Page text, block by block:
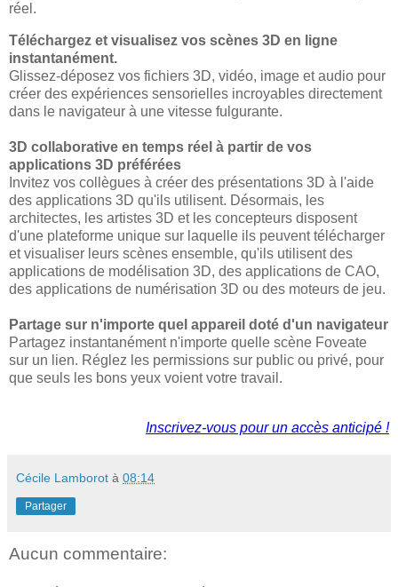
réel.
Téléchargez et visualisez vos scènes 3D en ligne
instantanément.
Glissez-déposez vos fichiers 3D, vidéo, image et audio pour
créer des expériences sensorielles incroyables directement
dans le navigateur à une vitesse fulgurante.
3D collaborative en temps réel à partir de vos
applications 3D préférées
Invitez vos collègues à créer des présentations 3D à l'aide
des applications 3D qu'ils utilisent. Désormais, les
architectes, les artistes 3D et les concepteurs disposent
d'une plateforme unique sur laquelle ils peuvent télécharger
et visualiser leurs scènes ensemble, qu'ils utilisent des
applications de modélisation 3D, des applications de CAO,
des applications de numérisation 3D ou des moteurs de jeu.
Partage sur n'importe quel appareil doté d'un navigateur
Partagez instantanément n'importe quelle scène Foveate
sur un lien. Réglez les permissions sur public ou privé, pour
que seuls les bons yeux voient votre travail.
Inscrivez-vous pour un accès anticipé !
Cécile Lamborot à 08:14
Partager
Aucun commentaire: